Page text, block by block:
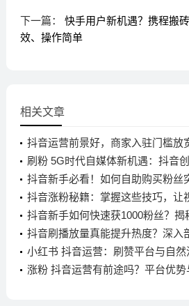
下一篇： 快手用户新机遇？携程搬
效、操作简单
相关文章
抖音运营前景好，商家入驻门槛放
百万粉博主
刷粉 5G时代自媒体新机遇：抖音
手如何避坑与规划？
抖音新手必看！如何自助购买粉丝
关？
抖音涨粉秘籍：掌握这些技巧，让
抖音新手如何快速获1000粉丝？揭
营建议
抖音刷播放量真能提升热度？深入
小红书 抖音运营：刷赞平台与自
析，哪种更有效？
涨粉 抖音运营有前途吗？平台优